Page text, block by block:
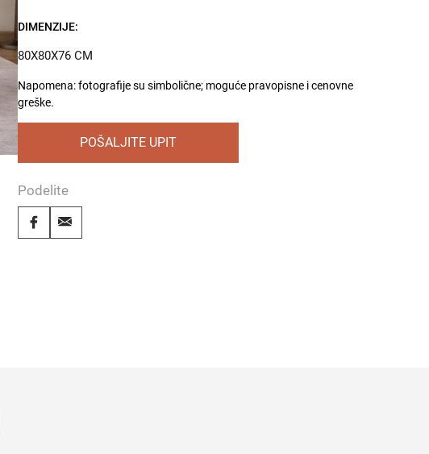
DIMENZIJE:
80X80X76 CM
Napomena: fotografije su simbolične; moguće pravopisne i cenovne
greške.
POŠALJITE UPIT
Podelite